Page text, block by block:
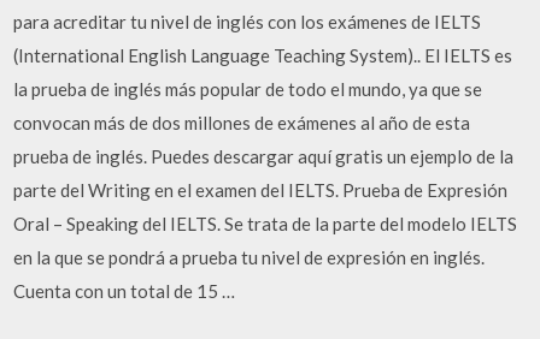
para acreditar tu nivel de inglés con los exámenes de IELTS
(International English Language Teaching System).. El IELTS es
la prueba de inglés más popular de todo el mundo, ya que se
convocan más de dos millones de exámenes al año de esta
prueba de inglés. Puedes descargar aquí gratis un ejemplo de la
parte del Writing en el examen del IELTS. Prueba de Expresión
Oral – Speaking del IELTS. Se trata de la parte del modelo IELTS
en la que se pondrá a prueba tu nivel de expresión en inglés.
Cuenta con un total de 15 …